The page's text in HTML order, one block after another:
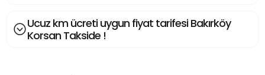
Ucuz km ücreti uygun fiyat tarifesi Bakırköy
Korsan Takside !